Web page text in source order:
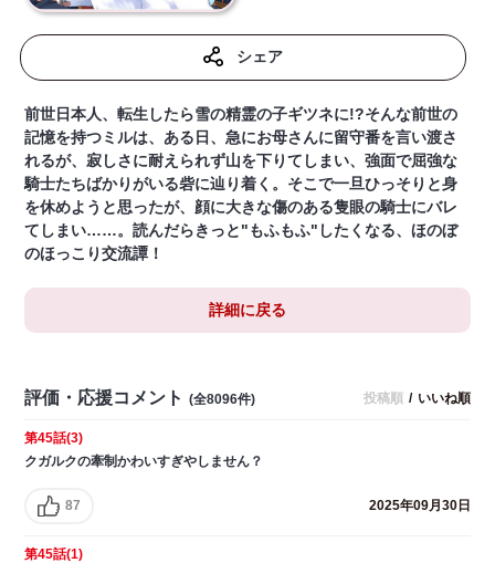
シェア
前世日本人、転生したら雪の精霊の子ギツネに!?そんな前世の
記憶を持つミルは、ある日、急にお母さんに留守番を言い渡さ
れるが、寂しさに耐えられず山を下りてしまい、強面で屈強な
騎士たちばかりがいる砦に辿り着く。そこで一旦ひっそりと身
を休めようと思ったが、顔に大きな傷のある隻眼の騎士にバレ
てしまい……。読んだらきっと"もふもふ"したくなる、ほのぼ
のほっこり交流譚！
詳細に戻る
評価・応援コメント (全8096件) 投稿順 / いいね順
第45話(3)
クガルクの牽制かわいすぎやしません？
87 2025年09月30日
第45話(1)